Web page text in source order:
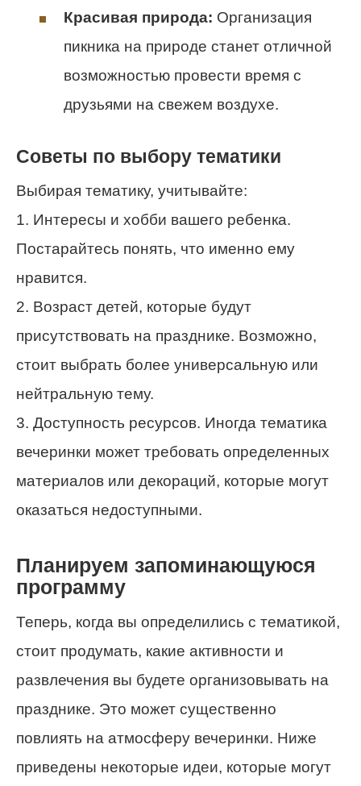
Красивая природа: Организация
пикника на природе станет отличной
возможностью провести время с
друзьями на свежем воздухе.
Советы по выбору тематики
Выбирая тематику, учитывайте:
1. Интересы и хобби вашего ребенка.
Постарайтесь понять, что именно ему
нравится.
2. Возраст детей, которые будут
присутствовать на празднике. Возможно,
стоит выбрать более универсальную или
нейтральную тему.
3. Доступность ресурсов. Иногда тематика
вечеринки может требовать определенных
материалов или декораций, которые могут
оказаться недоступными.
Планируем запоминающуюся
программу
Теперь, когда вы определились с тематикой,
стоит продумать, какие активности и
развлечения вы будете организовывать на
празднике. Это может существенно
повлиять на атмосферу вечеринки. Ниже
приведены некоторые идеи, которые могут